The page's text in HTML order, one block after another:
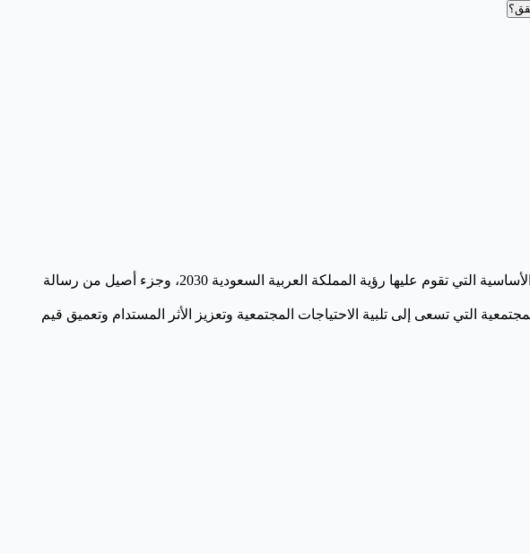
إن المسؤولية المجتمعية أمانة على عاتق الجميع، فهي منهج رباني، ووصية نبوية، وعقيدة راسخة، كما أنها إحدى الركائز الأساسية التي تقوم عليها رؤية المملكة العربية السعودية 2030، وجزء أصيل من رسالة
التي تسعى إلى تلبية الاحتياجات المجتمعية وتعزيز الأثر المستدام وتعميق قيم